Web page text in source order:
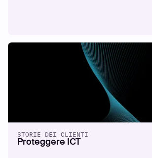
STORIE DEI CLIENTI
Proteggere ICT